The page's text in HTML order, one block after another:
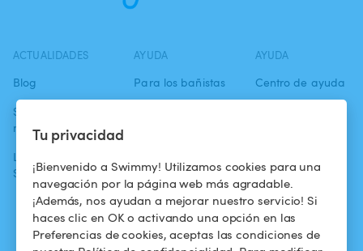
Tu privacidad
¡Bienvenido a Swimmy! Utilizamos cookies para una
navegación por la página web más agradable.
¡Además, nos ayudan a mejorar nuestro servicio! Si
haces clic en OK o activando una opción en las
Preferencias de cookies, aceptas las condiciones de
ACTUALIDADES
Blog
Swimmy en los
medios
La aventura
Swimmy
AYUDA
Para los bañistas
piscina
¿Cómo funciona?
AYUDA
Centro de ayuda
confidencialidad
Aviso legal